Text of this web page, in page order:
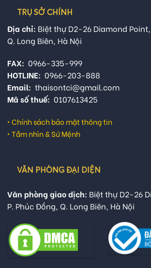
TRỤ SỞ CHÍNH
Địa chỉ: Biệt thự D2-26 Diamond
Q. Long Biên, Hà Nội
FAX: 0966-335-999
HOTLINE: 0966-203-888
Email: thaisontci@gmail.com
Mã số thuế: 0107613425
• Chính sách bảo mật thông tin
• Tầm nhìn & Sứ Mệnh
VĂN PHÒNG ĐẠI DIỆN
Văn phòng giao dịch: Biệt thự D2-26
P. Phúc Đồng, Q. Long Biên, Hà Nội